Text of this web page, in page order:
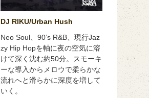
DJ RIKU/Urban Hush
Neo Soul、90’s R&B、現行Jaz
zy Hip Hopを軸に夜の空気に溶
けて深く沈む約50分。スモーキ
ーな導入からメロウで柔らかな
流れへと滑らかに深度を増して
いく。